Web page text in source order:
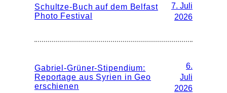
Schultze-Buch auf dem Belfast
Photo Festival
7. Juli
2026
Gabriel-Grüner-Stipendium:
Reportage aus Syrien in Geo
erschienen
6.
Juli
2026